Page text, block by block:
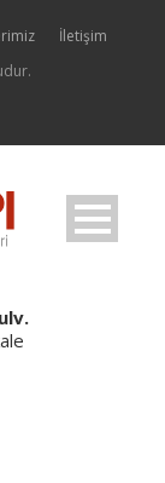
İletişim